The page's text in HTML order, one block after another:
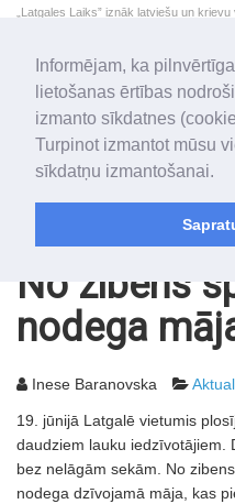
Informējam, ka
lietošanas ērtības
izmanto sīkdatnes
Turpinot izmantot mūsu
sīkdatņu izmantošanai.
„Latgales Laiks” iznāk latviešu un
„Latgales Laiks” latviešu valodā aptver
2026. gada 9. augusts
Svētdiena
Genovefa, Genoveva, Madara
No zibens
nodega
Inese Baranovska
19. jūnijā Latgalē vietumis
daudziem lauku iedzīvotājiem.
bez nelāgām sekām. No
nodega dzīvojamā māja, kas